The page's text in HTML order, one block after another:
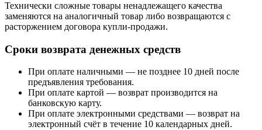
Технически сложные товары ненадлежащего качества
заменяются на аналогичный товар либо возвращаются с
расторжением договора купли-продажи.
Сроки возврата денежных средств
При оплате наличными — не позднее 10 дней после
предъявления требования.
При оплате картой — возврат производится на
банковскую карту.
При оплате электронными средствами — возврат на
электронный счёт в течение 10 календарных дней.